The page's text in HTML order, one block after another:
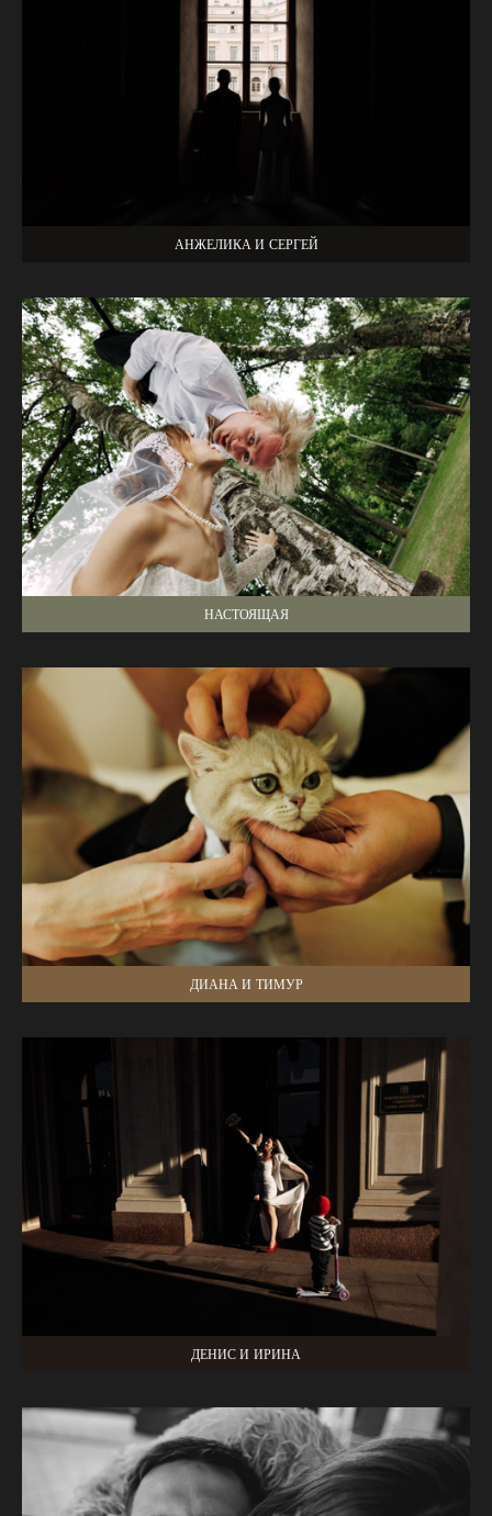
АНЖЕЛИКА И СЕРГЕЙ
НАСТОЯЩАЯ
ДИАНА И ТИМУР
ДЕНИС И ИРИНА